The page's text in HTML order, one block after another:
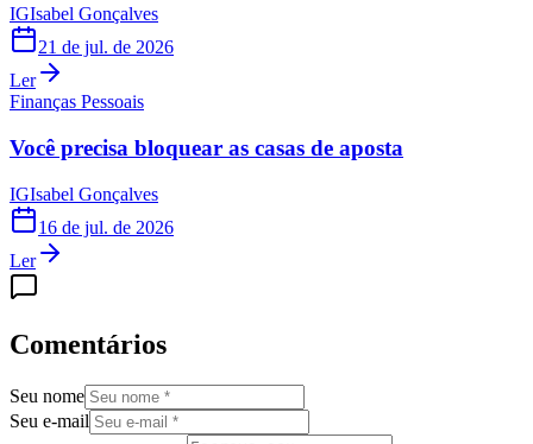
IGIsabel Gonçalves
21 de jul. de 2026
Ler
Finanças Pessoais
Você precisa bloquear as casas de aposta
IGIsabel Gonçalves
16 de jul. de 2026
Ler
Comentários
Seu nome
Seu e-mail